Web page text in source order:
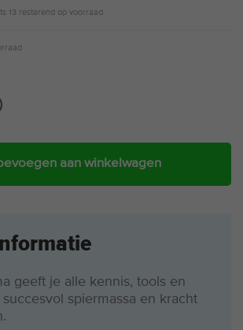
13 resterend op voorraad
aan winkelwagen
geeft je alle kennis, tools en
spiermassa en kracht